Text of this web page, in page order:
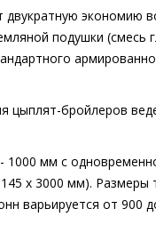
экономию
подушки (смесь
цыплят-бройлеров
1000 мм с
х 3000 мм).
варьируется от 900